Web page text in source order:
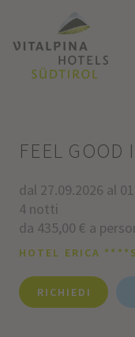
FEEL GOOD
dal 27.09.2026 al
4 notti
da 435,00 € a
HOTEL ERICA ****S
RICHIEDI